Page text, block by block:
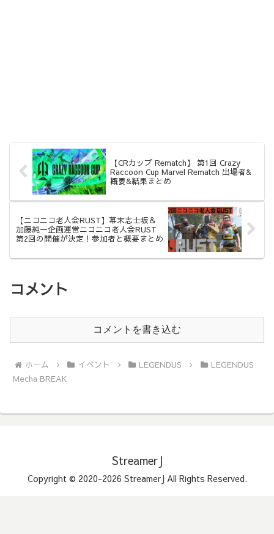
【CRカップ Rematch】 第1回 Crazy
Raccoon Cup Marvel Rematch 出場者&
概要&結果まとめ
【ニコニコ老人会RUST】幕末志士坂＆
加藤純一企画運営ニコニコ老人会RUST
第2回の開催が決定！参加者と概要まとめ
コメント
コメントを書き込む
ホーム イベント LEGENDUS
LEGENDUS
Mecha BREAK
StreamerJ
Copyright © 2020-2026 StreamerJ All Rights Reserved.